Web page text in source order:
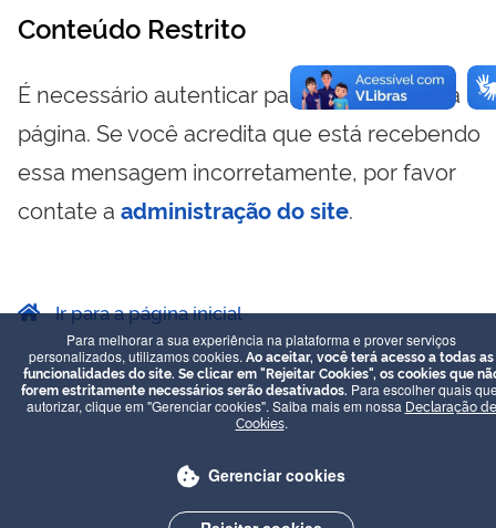
Conteúdo Restrito
É necessário autenticar para visualizar essa
página. Se você acredita que está recebendo
essa mensagem incorretamente, por favor
contate a administração do site.
Ir para a página inicial
Para melhorar a sua experiência na plataforma e prover serviços
personalizados, utilizamos cookies. Ao aceitar, você terá acesso a todas as
funcionalidades do site. Se clicar em "Rejeitar Cookies", os cookies que
forem estritamente necessários serão desativados. Para escolher quais
autorizar, clique em "Gerenciar cookies". Saiba mais em nossa Declaração de
Cookies.
Gerenciar cookies